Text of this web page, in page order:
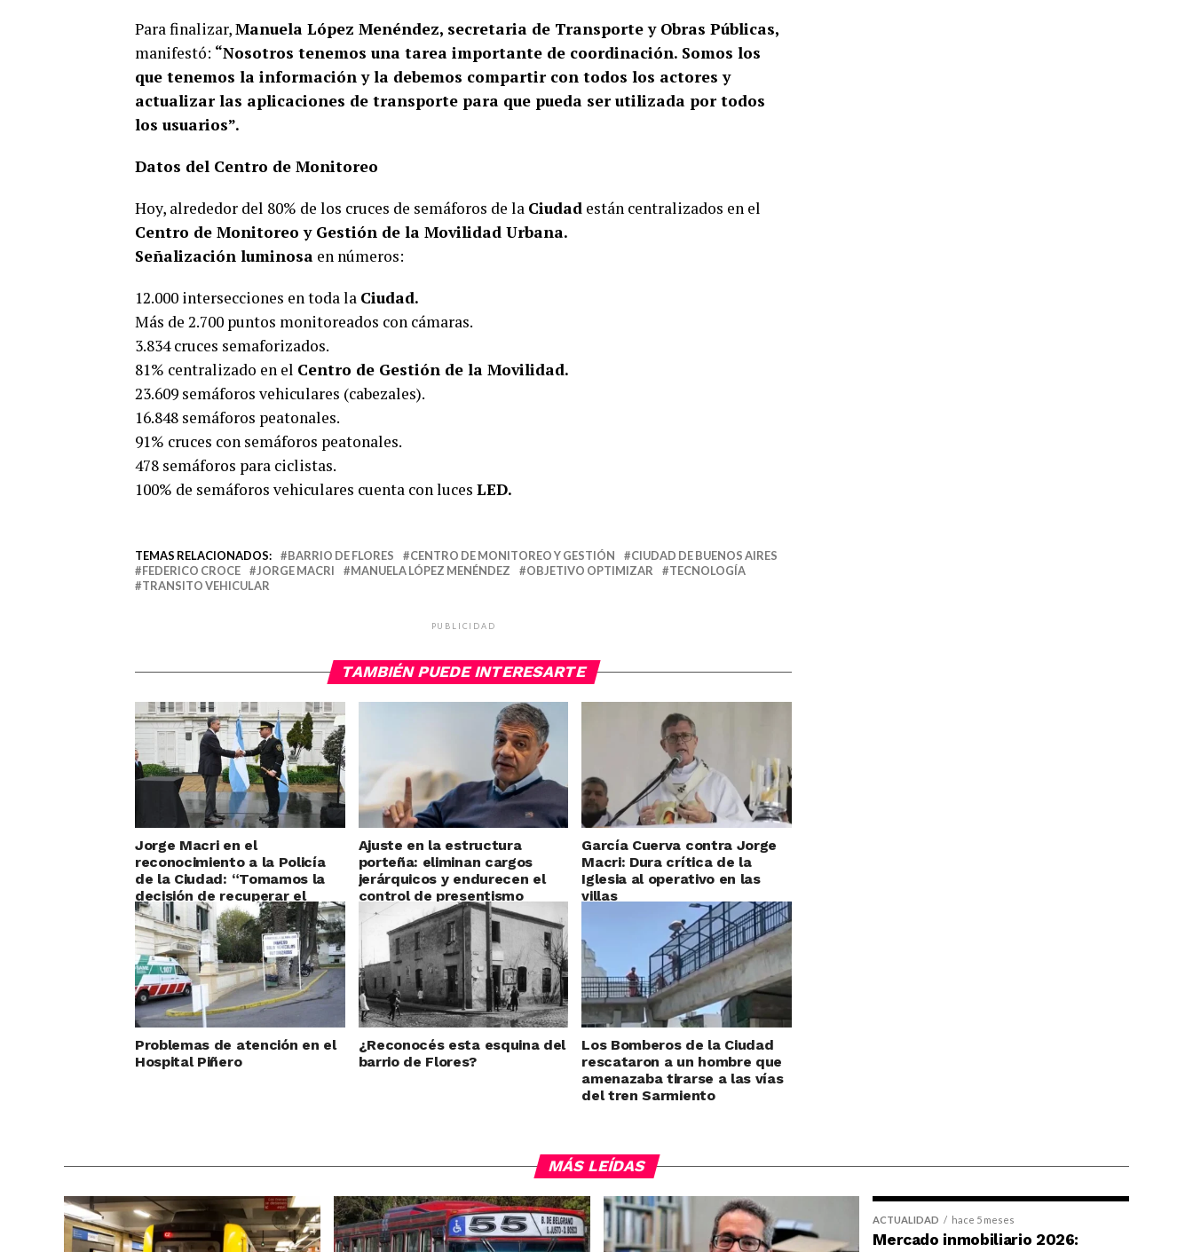
Para finalizar,Manuela López Menéndez, secretaria de Transporte y Obras Públicas,
manifestó: “Nosotros tenemos una tarea importante de coordinación. Somos los
que tenemos la información y la debemos compartir con todos los actores y
actualizar las aplicaciones de transporte para que pueda ser utilizada por todos
los usuarios”.
Datos del Centro de Monitoreo
Hoy, alrededor del 80% de los cruces de semáforos de la Ciudad están centralizados en el
Centro de Monitoreo y Gestión de la Movilidad Urbana.
Señalización luminosa en números:
12.000 intersecciones en toda la Ciudad.
Más de 2.700 puntos monitoreados con cámaras.
3.834 cruces semaforizados.
81% centralizado en el Centro de Gestión de la Movilidad.
23.609 semáforos vehiculares (cabezales).
16.848 semáforos peatonales.
91% cruces con semáforos peatonales.
478 semáforos para ciclistas.
100% de semáforos vehiculares cuenta con luces LED.
TEMAS RELACIONADOS: BARRIO DE FLORES CENTRO DE MONITOREO Y GESTIÓN
CIUDAD DE BUENOS AIRES
FEDERICO CROCE
JORGE MACRI MANUELA LÓPEZ MENÉNDEZ OBJETIVO OPTIMIZAR
TECNOLOGÍA
TRANSITO VEHICULAR
PUBLICIDAD
TAMBIÉN PUEDE INTERESARTE
Jorge Macri en el
reconocimiento a la Policía
de la Ciudad: “Tomamos la
decisión de recuperar el
orden”
Ajuste en la estructura
porteña: eliminan cargos
jerárquicos y endurecen el
control de presentismo
García Cuerva contra Jorge
Macri: Dura crítica de la
Iglesia al operativo en las
villas
Problemas de atención en el
Hospital Piñero
¿Reconocés esta esquina del
barrio de Flores?
Los Bomberos de la Ciudad
rescataron a un hombre que
amenazaba tirarse a las vías
del tren Sarmiento
MÁS LEÍDAS
ACTUALIDAD hace 5 meses
Mercado inmobiliario 2026: